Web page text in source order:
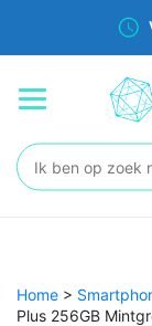
Zoeken:
Home >
Plus 256GB